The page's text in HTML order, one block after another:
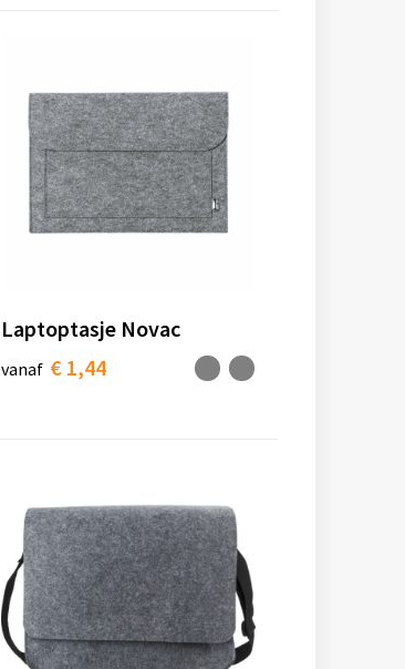
Laptoptasje Novac
vanaf € 1,44